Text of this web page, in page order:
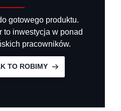
gotowego produktu.
to inwestycja w ponad
pracowników.
TO ROBIMY